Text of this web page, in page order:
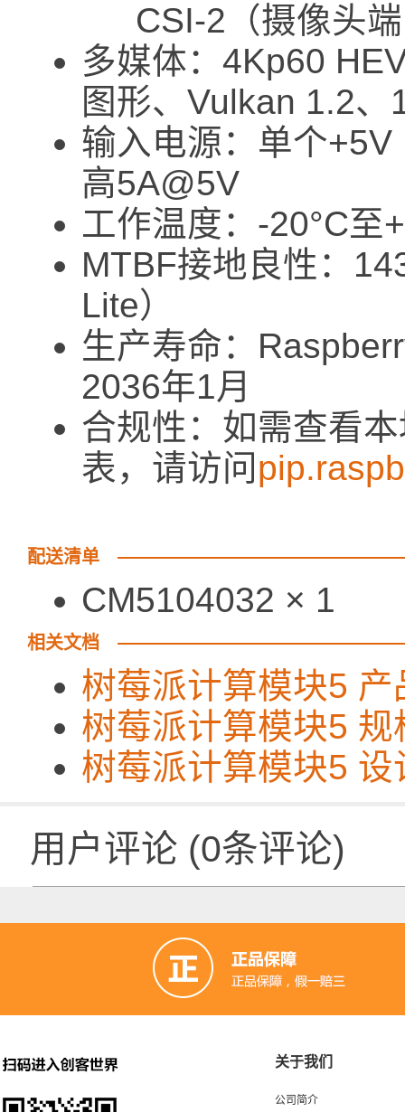
CSI-2（摄像头
多媒体：4Kp60
图形、Vulkan 1.2
输入电源：单个
高5A@5V
工作温度：-20°C至
MTBF接地良性：
Lite）
生产寿命：
2036年1月
合规性：如需查看
表，请访问
配送清单
CM5104032 × 1
相关文档
树莓派计算模块5 产
树莓派计算模块5 规
树莓派计算模块5 设
用户评论 (0条评论)
关于我们
公司简介